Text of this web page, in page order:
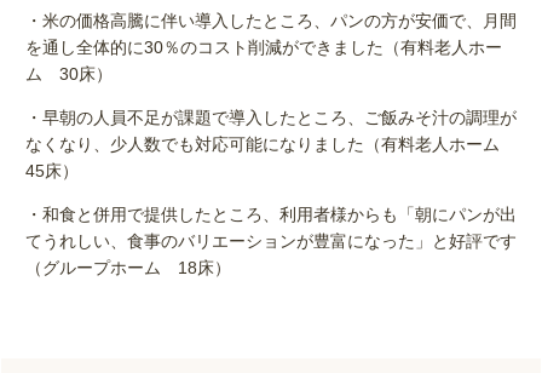
・米の価格高騰に伴い導入したところ、パンの方が安価で、月間
を通し全体的に30％のコスト削減ができました（有料老人ホー
ム 30床）
・早朝の人員不足が課題で導入したところ、ご飯みそ汁の調理が
なくなり、少人数でも対応可能になりました（有料老人ホーム
45床）
・和食と併用で提供したところ、利用者様からも「朝にパンが出
てうれしい、食事のバリエーションが豊富になった」と好評です
（グループホーム 18床）